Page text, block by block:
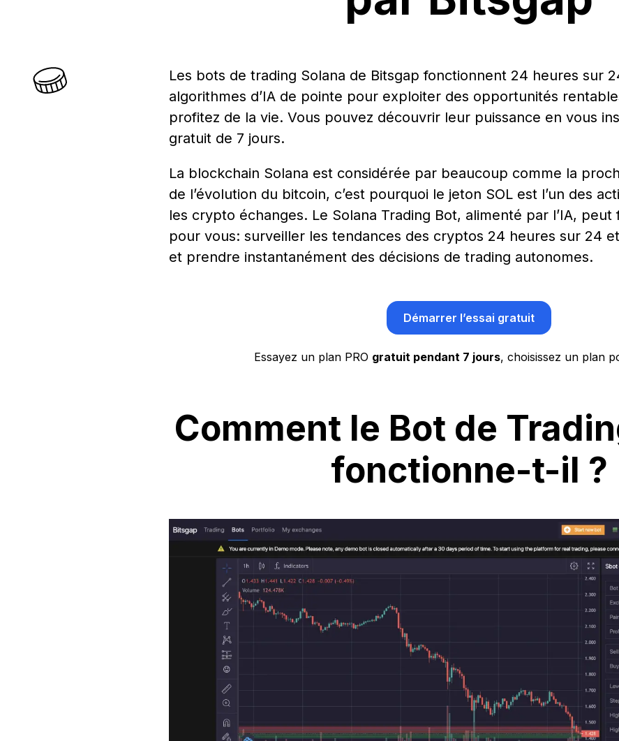
Les bots de trading Solana de Bitsgap fonctionnent 24 heures sur
algorithmes d’IA de pointe pour exploiter des opportunités
profitez de la vie. Vous pouvez découvrir leur puissance en vous
gratuit de 7 jours.
La blockchain Solana est considérée par beaucoup comme la
de l’évolution du bitcoin, c’est pourquoi le jeton SOL est l’un des
les crypto échanges. Le Solana Trading Bot, alimenté par l’IA,
pour vous: surveiller les tendances des cryptos 24 heures sur 24
et prendre instantanément des décisions de trading autonomes.
Démarrer l’essai gratuit
Essayez un plan PRO gratuit pendant 7 jours, choisissez un plan
Comment le Bot de
fonctionne-t-il ?